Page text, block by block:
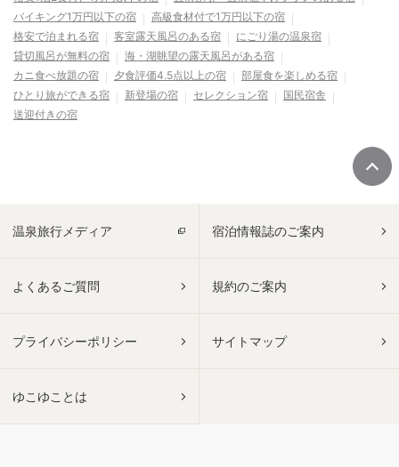
バイキング1万円以下の宿
高級食材付で1万円以下の宿
格安で泊まれる宿
客室露天風呂のある宿
にごり湯の温泉宿
貸切風呂が無料の宿
海・湖眺望の露天風呂がある宿
カニ食べ放題の宿
夕食評価4.5点以上の宿
部屋食を楽しめる宿
ひとり旅ができる宿
新登場の宿 セレクション宿
国民宿舎
送迎付きの宿
温泉旅行メディア 宿泊情報誌のご案内
よくあるご質問 規約のご案内
プライバシーポリシー サイトマップ
ゆこゆことは